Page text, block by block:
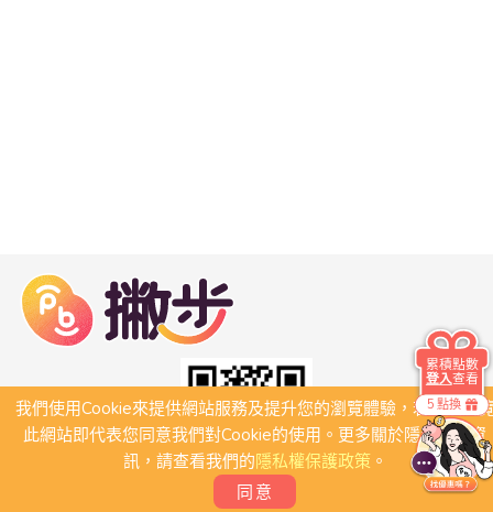
我們使用Cookie來提供網站服務及提升您的瀏覽體驗，若繼續瀏
此網站即代表您同意我們對Cookie的使用。更多關於隱私保護資
訊，請查看我們的隱私權保護政策。
同意
5 點換
累積點數
登入查看